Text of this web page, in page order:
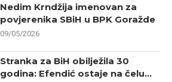
Nedim Krndžija imenovan za
povjerenika SBiH u BPK Goražde
09/05/2026
Stranka za BiH obilježila 30
godina: Efendić ostaje na čelu...